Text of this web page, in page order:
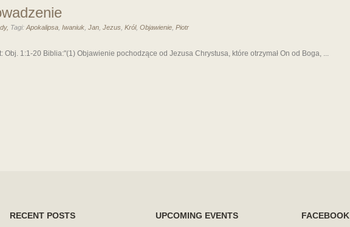
Tagi: Apokalipsa Iwaniuk Jan Jezus Król, Objawienie Piotr
Obj. 1:1-20 Biblia:"(1) Objawienie pochodzące od Jezusa Chrystusa, które otrzymał On od Boga, ...
RECENT POSTS
UPCOMING EVENTS FACEBOOK